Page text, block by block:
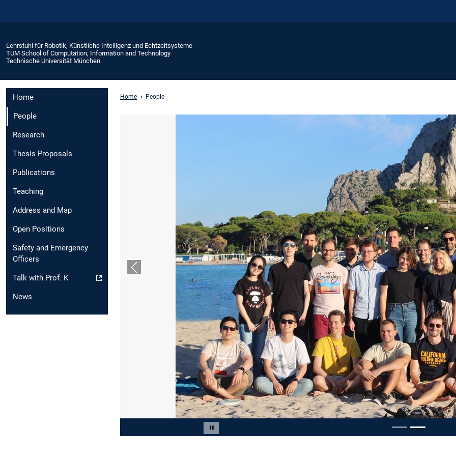
Lehrstuhl für Robotik, Künstliche Intelligenz und Echtzeitsysteme
TUM School of Computation, Information and Technology
Technische Universität München
Home
People
Research
Thesis Proposals
Publications
Teaching
Address and Map
Open Positions
Safety and Emergency
Officers
Talk with Prof. K
News
Home People
Carousel pausieren
Vorheriger Slide